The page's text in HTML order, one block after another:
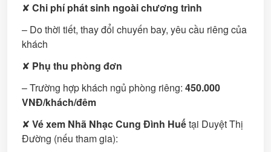
✘ Chi phí phát sinh ngoài chương trình
– Do thời tiết, thay đổi chuyến bay, yêu cầu riêng của
khách
✘ Phụ thu phòng đơn
– Trường hợp khách ngủ phòng riêng: 450.000
VNĐ/khách/đêm
✘ Vé xem Nhã Nhạc Cung Đình Huếtại Duyệt Thị
Đường (nếu tham gia):